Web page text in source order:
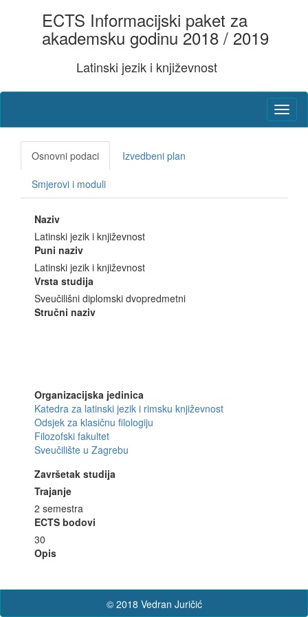
ECTS Informacijski paket za
akademsku godinu 2018 / 2019
Latinski jezik i književnost
Osnovni podaci Izvedbeni plan
Smjerovi i moduli
Naziv
Latinski jezik i književnost
Puni naziv
Latinski jezik i književnost
Vrsta studija
Sveučilišni diplomski dvopredmetni
Stručni naziv
Organizacijska jedinica
Katedra za latinski jezik i rimsku književnost
Odsjek za klasičnu filologiju
Filozofski fakultet
Sveučilište u Zagrebu
Završetak studija
Trajanje
2 semestra
ECTS bodovi
30
Opis
© 2018 Vedran Juričić